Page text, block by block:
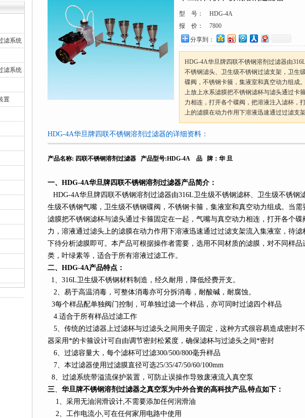
滤系统
滤系统
置
型 号：
HDG-4A
报 价：
7800
分享到：
HDG-4A华旦牌四联不锈钢溶剂过滤器由
不锈钢滤头、卫生级不锈钢过滤支架，卫生
碟阀，不锈钢卡箍，集液室和真空动力组成
上放上水系滤膜把不锈钢滤杯与滤头通过卡
力相连，打开各个碟阀，把溶液注入滤杯，
上的滤膜在动力作用下溶液迅速通过过滤支
HDG-4A华旦牌四联不锈钢溶剂过滤器的详细资料：
产品名称: 四联不锈钢溶剂过滤器 产品型号:HDG-4A 品 牌：华 旦
一、 HDG-4A华旦牌四联不锈钢溶剂过滤器产品简介：
HDG-4A华旦牌四联不锈钢溶剂过滤器由316L卫生级不锈钢滤杯、卫生级不锈钢
生级不锈钢气嘴，卫生级不锈钢碟阀，不锈钢卡箍，集液室和真空动力组成。当
滤膜把不锈钢滤杯与滤头通过卡箍固定在一起，气嘴与真空动力相连，打开各个
力，溶液通过滤头上的滤膜在动力作用下溶液迅速通过过滤支架流入集液室，待
下待分析滤膜即可。本产品可根据操作者需要，选用不同材质的滤膜，对不同样
类，叶绿素等，适合于所有溶液过滤工作。
二、 HDG-4A产品特点：
1、 316L卫生级不锈钢材料制造，经久耐用，降低经费开支。
2、易于高温消毒，可整体消毒亦可分拆消毒，耐酸碱，耐腐蚀。
3每个样品配单独阀门控制，可单独过滤一个样品，亦可同时过滤四个样品
4.适合于所有样品过滤工作
5、传统的过滤器上过滤杯与过滤头之间用夹子固定，这种方式很容易造成密封
器采用*的卡箍设计可自由调节密封松紧度，确保滤杯与过滤头之间*密封
6、过滤容量大，每个滤杯可过滤300/500/800毫升样品
7、本过滤器使用过滤膜直径可选25/35/47/50/60/100mm
8、过滤系统带溢流保护装置，可防止误操作导致废液流入真空泵
三、 华旦牌不锈钢溶剂过滤器之真空泵为中外合资的高科技产品,特点如下：
1、采用无油润滑设计,不需要添加任何润滑油
2、工作电流小,可在任何家用电路中使用